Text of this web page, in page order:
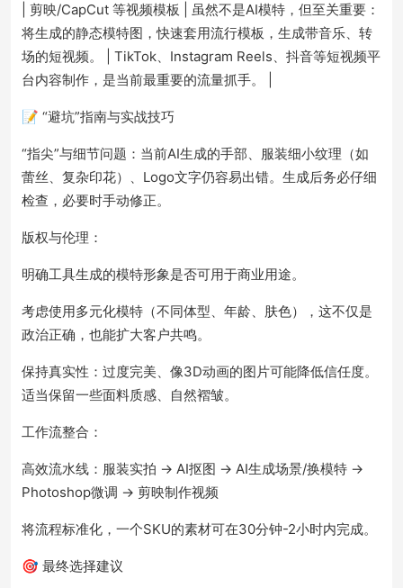
| 剪映/CapCut 等视频模板 | 虽然不是AI模特，但至关重要：
将生成的静态模特图，快速套用流行模板，生成带音乐、转
场的短视频。 | TikTok、Instagram Reels、抖音等短视频平
台内容制作，是当前最重要的流量抓手。 |
📝 “避坑”指南与实战技巧
“指尖”与细节问题：当前AI生成的手部、服装细小纹理（如
蕾丝、复杂印花）、Logo文字仍容易出错。生成后务必仔细
检查，必要时手动修正。
版权与伦理：
明确工具生成的模特形象是否可用于商业用途。
考虑使用多元化模特（不同体型、年龄、肤色），这不仅是
政治正确，也能扩大客户共鸣。
保持真实性：过度完美、像3D动画的图片可能降低信任度。
适当保留一些面料质感、自然褶皱。
工作流整合：
高效流水线：服装实拍 → AI抠图 → AI生成场景/换模特 →
Photoshop微调 → 剪映制作视频
将流程标准化，一个SKU的素材可在30分钟-2小时内完成。
🎯 最终选择建议